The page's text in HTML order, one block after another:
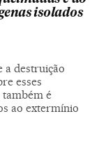
isolados
a destruição
esses
é
ao extermínio